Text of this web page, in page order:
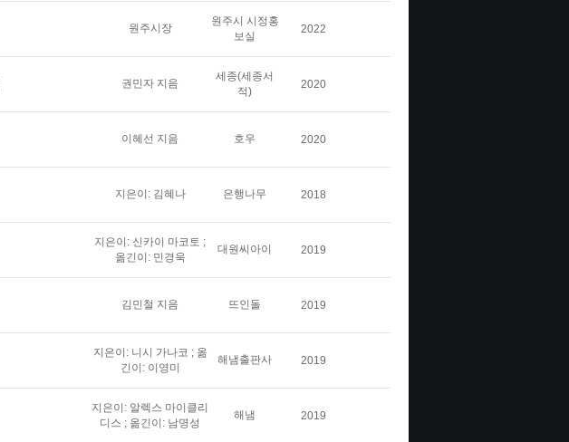
원주시장
원주시 시정홍
보실
2022
권민자 지음
세종(세종서
적)
2020
이혜선 지음 호우 2020
지은이: 김혜나 은행나무 2018
지은이: 신카이 마코토 ;
옮긴이: 민경욱
대원씨아이 2019
김민철 지음 뜨인돌 2019
지은이: 니시 가나코 ; 옮
긴이: 이영미
해냄출판사 2019
지은이: 알렉스 마이클리
디스 ; 옮긴이: 남명성
해냄 2019